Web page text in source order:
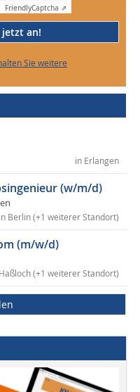
FriendlyCaptcha ⇗
jetzt an!
Sie weitere
in Erlangen
(w/m/d)
in Berlin (+1 weiterer Standort)
(m/w/d)
(+1 weiterer Standort)